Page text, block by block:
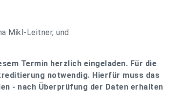
Mikl-Leitner, und
Termin herzlich eingeladen. Für die
notwendig. Hierfür muss das
- nach Überprüfung der Daten erhalten